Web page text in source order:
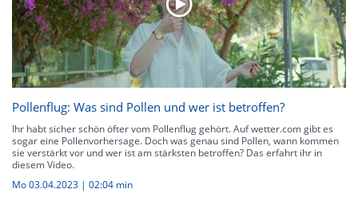
Pollenflug: Was sind Pollen und wer ist betroffen?
Ihr habt sicher schön öfter vom Pollenflug gehört. Auf wetter.com gibt es
sogar eine Pollenvorhersage. Doch was genau sind Pollen, wann kommen
sie verstärkt vor und wer ist am stärksten betroffen? Das erfahrt ihr in
diesem Video.
Mo 03.04.2023 | 02:04 min